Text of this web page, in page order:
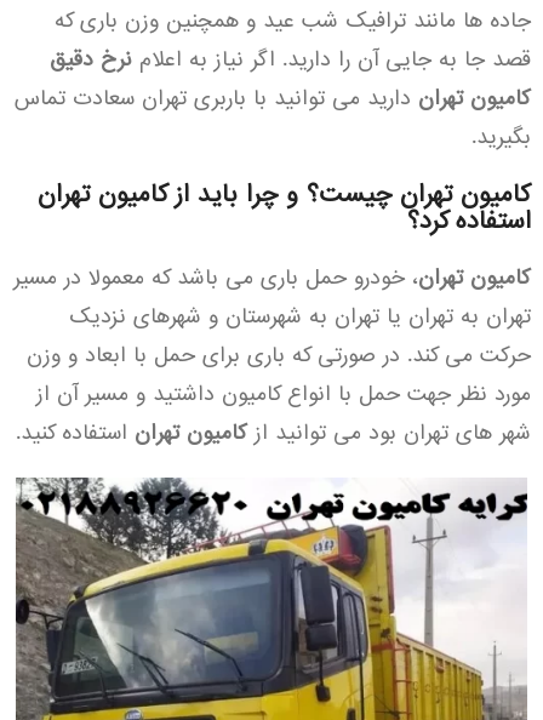
جاده ها مانند ترافیک شب عید و همچنین وزن باری که
قصد جا به جایی آن را دارید. اگر نیاز به اعلام نرخ دقیق
کامیون تهران دارید می توانید با باربری تهران سعادت تماس
بگیرید.
کامیون تهران چیست؟ و چرا باید از کامیون تهران
استفاده کرد؟
کامیون تهران، خودرو حمل باری می باشد که معمولا در مسیر
تهران به تهران یا تهران به شهرستان و شهرهای نزدیک
حرکت می کند. در صورتی که باری برای حمل با ابعاد و وزن
مورد نظر جهت حمل با انواع کامیون داشتید و مسیر آن از
شهر های تهران بود می توانید ازکامیون تهران استفاده کنید.